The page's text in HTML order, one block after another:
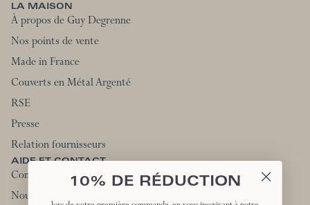
LA MAISON
À propos de Guy Degrenne
Nos points de vente
Made in France
Couverts en Métal Argenté
RSE
Presse
Relation fournisseurs
AIDE ET CONTACT
Contactez-nous
Nous rejoindre
10% DE RÉDUCTION